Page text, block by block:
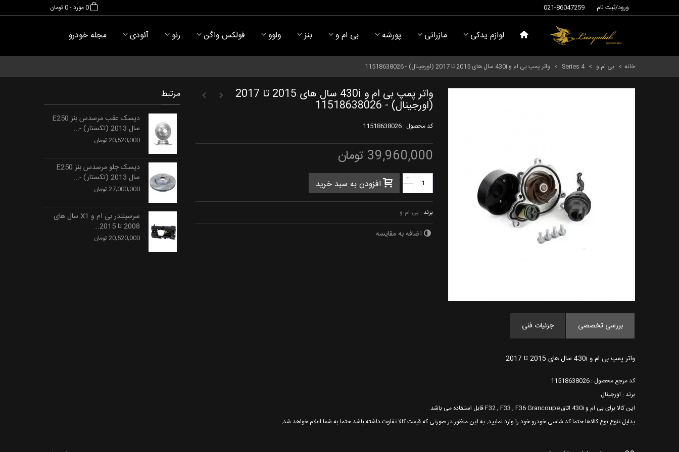
021-86047259 ورود/ثبت نام 0مورد-0 تومان
لوازم یدکی مازراتی پورشه بی ام و بنز ولوو فولکس واگن رنو آئودی مجله خودرو
خانه > بی ام و >
Series 4
> واتر پمپ بی ام و 430i سال های 2015 تا 2017 (اورجینال) - 11518638026
واتر پمپ بی ام و 430i سال های 2015 تا 2017
(اورجینال) - 11518638026
کد محصول : 11518638026
39,960,000 تومان
-
+ افزودن به سبد خرید
برند : بی-ام-و
اضافه به مقایسه
مرتبط
دیسک عقب مرسدس بنز E250
سال 2013 (تکستار) -...
20,520,000 تومان
دیسک جلو مرسدس بنز E250
سال 2013 (تکستار) -...
27,000,000 تومان
سرسیلندر بی ام و X1 سال های
2008 تا 2015...
20,520,000 تومان
بررسی تخصصی جزئیات فنی
واتر پمپ بی ام و 430i سال های 2015 تا 2017
کد مرجع محصول : 11518638026
برند : اورجینال
این کالا برای بی ام و 430i اتاق F32 , F33 , F36 Grancoupe قابل استفاده می باشد.
بدلیل تنوع نوع کالاها حتما کد شاسی خودرو خود را وارد نمایید. به این منظور در صورتی که قیمت کالا تفاوت داشته باشد حتما به شما اعلام خواهد شد.